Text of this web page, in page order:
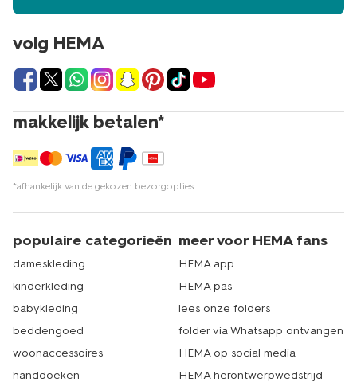
volg HEMA
makkelijk betalen*
*afhankelijk van de gekozen bezorgopties
populaire categorieën
dameskleding
kinderkleding
babykleding
beddengoed
woonaccessoires
handdoeken
meer voor HEMA fans
HEMA app
HEMA pas
lees onze folders
folder via Whatsapp ontvangen
HEMA op social media
HEMA herontwerpwedstrijd